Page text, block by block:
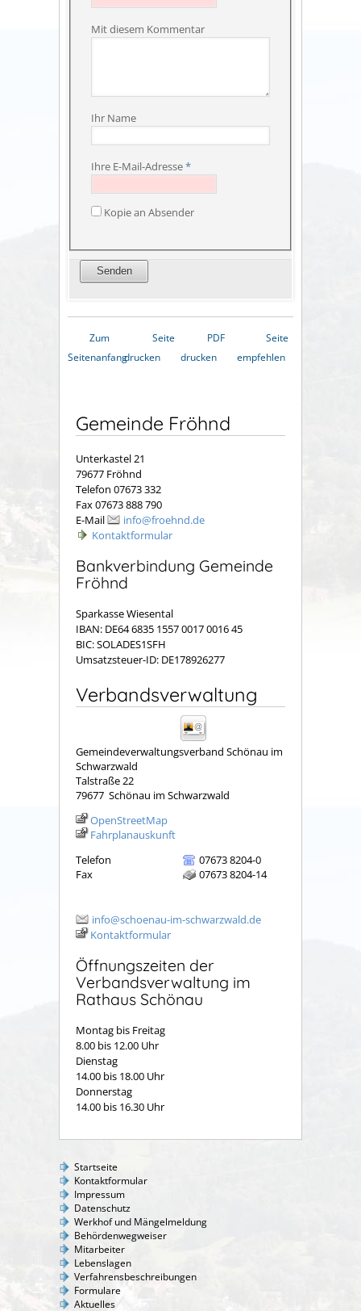
Mit diesem Kommentar
Ihr Name
Ihre E-Mail-Adresse*
Kopie an Absender
Zum
Seitenanfang
Seite
drucken
PDF
drucken
Seite
empfehlen
Gemeinde Fröhnd
Unterkastel 21
79677 Fröhnd
Telefon 07673 332
Fax 07673 888 790
E-Mail
info@froehnd.de
Kontaktformular
Bankverbindung Gemeinde
Fröhnd
Sparkasse Wiesental
IBAN: DE64 6835 1557 0017 0016 45
BIC: SOLADES1SFH
Umsatzsteuer-ID: DE178926277
Verbandsverwaltung
Gemeindeverwaltungsverband Schönau im
Schwarzwald
Talstraße 22
79677 Schönau im Schwarzwald
OpenStreetMap
Fahrplanauskunft
Telefon
07673 8204-0
Fax
07673 8204-14
info@schoenau-im-schwarzwald.de
Kontaktformular
Öffnungszeiten der
Verbandsverwaltung im
Rathaus Schönau
Montag bis Freitag
8.00 bis 12.00 Uhr
Dienstag
14.00 bis 18.00 Uhr
Donnerstag
14.00 bis 16.30 Uhr
Startseite
Kontaktformular
Impressum
Datenschutz
Werkhof und Mängelmeldung
Behördenwegweiser
Mitarbeiter
Lebenslagen
Verfahrensbeschreibungen
Formulare
Aktuelles